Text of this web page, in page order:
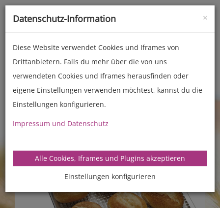
Toggle
×
Datenschutz-Information
Diese Website verwendet Cookies und Iframes von
Drittanbietern. Falls du mehr über die von uns
verwendeten Cookies und Iframes herausfinden oder
eigene Einstellungen verwenden möchtest, kannst du die
Einstellungen konfigurieren.
Impressum und Datenschutz
Alle Cookies, Iframes und Plugins akzeptieren
Einstellungen konfigurieren